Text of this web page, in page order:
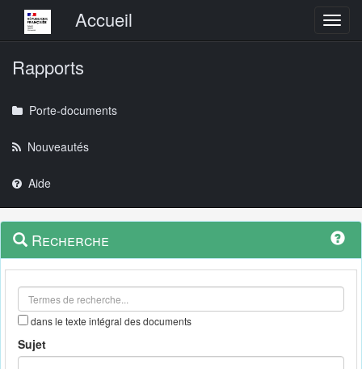
Menu principalAccueil
Rapports
Porte-documents
Nouveautés
Aide
Navigation
outils
Menu
contextuel
Recherche
dans le texte intégral des documents
Sujet